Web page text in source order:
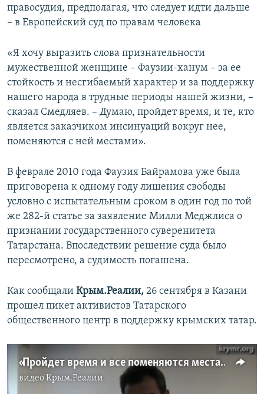
правосудия, предполагая, что следует идти дальше
– в Европейский суд по правам человека
«Я хочу выразить слова признательности
мужественной женщине – Фаузии-ханум – за ее
стойкость и несгибаемый характер и за поддержку
нашего народа в трудные периоды нашей жизни, –
сказал Смедляев. – Думаю, пройдет время, и те, кто
является заказчиком инсинуаций вокруг нее,
поменяются с ней местами».
В феврале 2010 года Фаузия Байрамова уже была
приговорена к одному году лишения свободы
условно с испытательным сроком в один год по той
же 282-й статье за заявление Милли Меджлиса о
признании государственного суверенитета
Татарстана. Впоследствии решение суда было
пересмотрено, а судимость погашена.
Как сообщали Крым.Реалии, 26 сентября в Казани
прошел пикет активистов Татарского
общественного центр в поддержку крымских татар.
«Пройдет время и все поменяются местами» - Смедляев
видеоКрым.Реалии